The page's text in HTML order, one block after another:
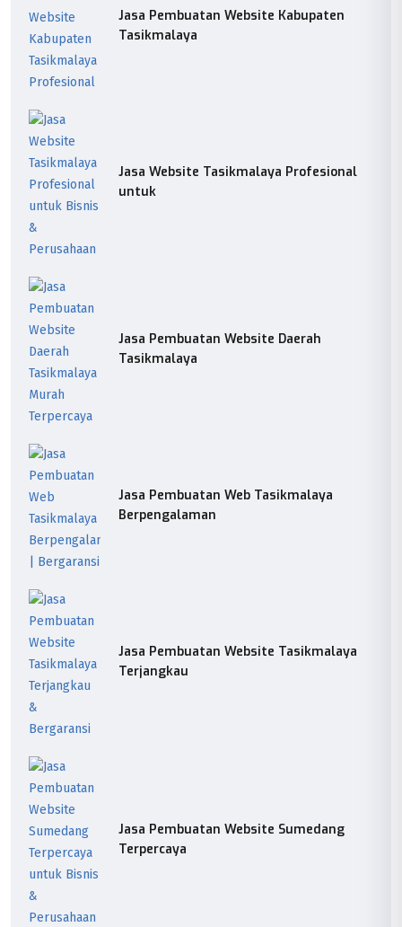
Jasa Pembuatan Website Kabupaten
Tasikmalaya
Jasa Website Tasikmalaya Profesional
untuk
Jasa Pembuatan Website Daerah
Tasikmalaya
Jasa Pembuatan Web Tasikmalaya
Berpengalaman
Jasa Pembuatan Website Tasikmalaya
Terjangkau
Jasa Pembuatan Website Sumedang
Terpercaya